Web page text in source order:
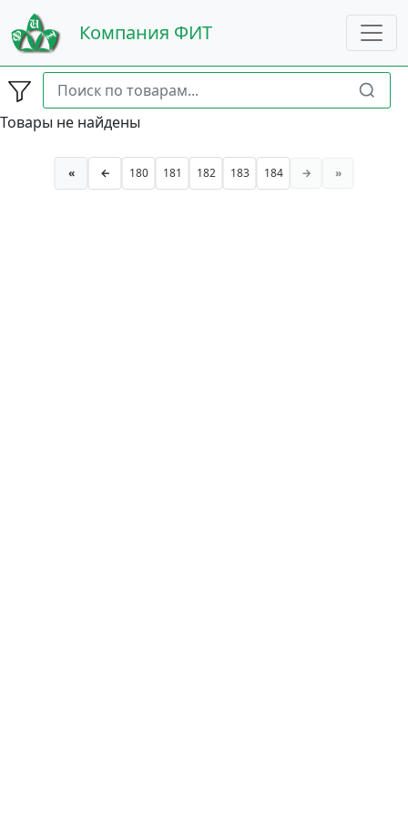
Компания ФИТ
Товары не найдены
« ← 180 181 182 183 184 → »